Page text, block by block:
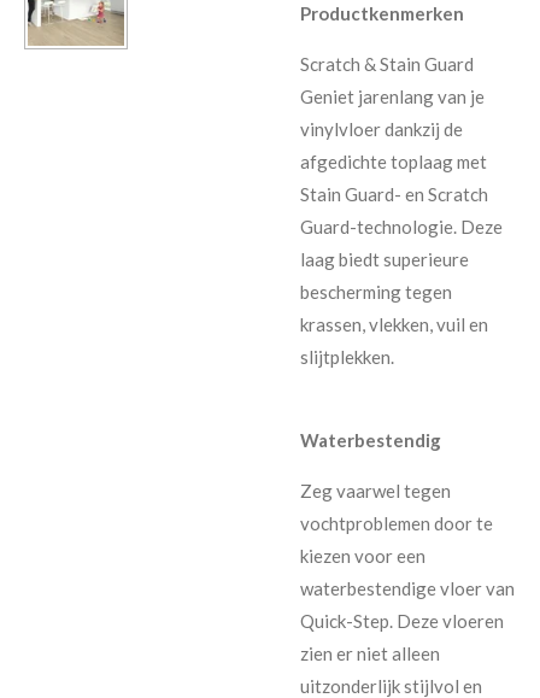
Productkenmerken
Scratch & Stain Guard
Geniet jarenlang van je
vinylvloer dankzij de
afgedichte toplaag met
Stain Guard- en Scratch
Guard-technologie. Deze
laag biedt superieure
bescherming tegen
krassen, vlekken, vuil en
slijtplekken.
Waterbestendig
Zeg vaarwel tegen
vochtproblemen door te
kiezen voor een
waterbestendige vloer van
Quick-Step. Deze vloeren
zien er niet alleen
uitzonderlijk stijlvol en